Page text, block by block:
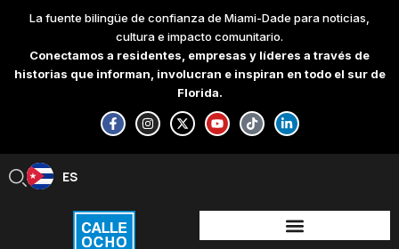
content
La fuente bilingüe de confianza de Miami-Dade para noticias,
cultura e impacto comunitario.
Conectamos a residentes, empresas y líderes a través de
historias que informan, involucran e inspiran en todo el sur de
Florida.
F
a
c
e
-
f
I
n
s
t
X
-
t
w
Y
o
u
t
T
i
k
t
L
i
n
k
-
i
n
ES
EN